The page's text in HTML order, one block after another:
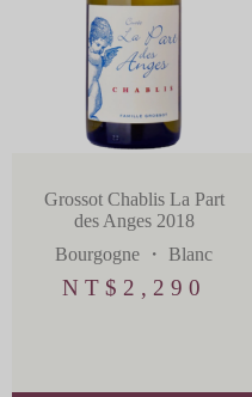
Grossot Chablis La Part
des Anges 2018
Bourgogne ・ Blanc
NT$ 2,290